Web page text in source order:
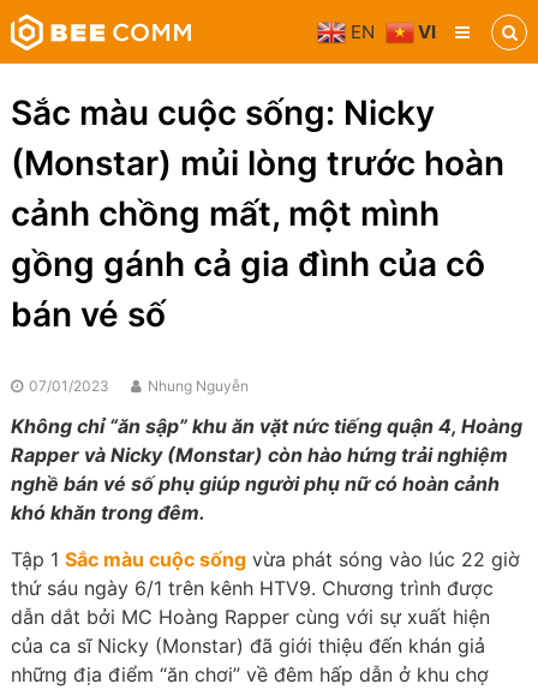
Skip
to
content
Bee
Comm
Truyền
thông
phương
tiện
Sắc màu cuộc sống: Nicky
(Monstar) mủi lòng trước hoàn
cảnh chồng mất, một mình
gồng gánh cả gia đình của cô
bán vé số
07/01/2023 Nhung Nguyễn
Không chỉ “ăn sập” khu ăn vặt nức tiếng quận 4, Hoàng
Rapper và Nicky (Monstar) còn hào hứng trải nghiệm
nghề bán vé số phụ giúp người phụ nữ có hoàn cảnh
khó khăn trong đêm.
Tập 1 Sắc màu cuộc sốngvừa phát sóng vào lúc 22 giờ
thứ sáu ngày 6/1 trên kênh HTV9. Chương trình được
dẫn dắt bởi MC Hoàng Rapper cùng với sự xuất hiện
của ca sĩ Nicky (Monstar) đã giới thiệu đến khán giả
những địa điểm “ăn chơi” về đêm hấp dẫn ở khu chợ
EN VI